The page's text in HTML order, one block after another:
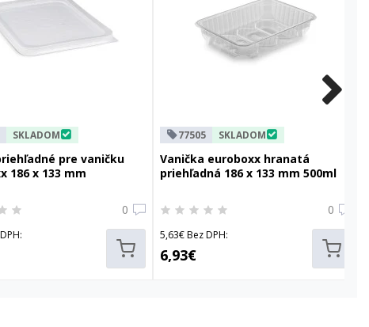
SKLADOM
pre vaničku
186 x 133 mm
0
77505 SKLADOM
Vanička euroboxx hranatá
priehľadná 186 x 133 mm 500ml
0
5,63€ Bez DPH:
6,93€